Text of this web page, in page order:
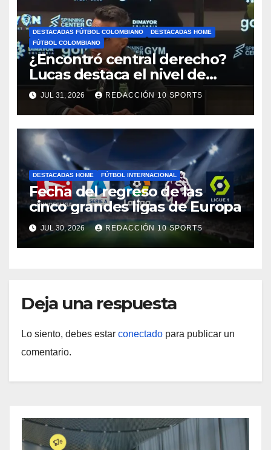
DESTACADAS FÚTBOL COLOMBIANO
DESTACADAS HOME
FÚTBOL COLOMBIANO
¿Encontró central derecho?
Lucas destaca el nivel de
Néider Parra
JUL 31, 2026 REDACCIÓN 10 SPORTS
DESTACADAS HOME FÚTBOL INTERNACIONAL
Fecha del regreso de las
cinco grandes ligas de Europa
JUL 30, 2026 REDACCIÓN 10 SPORTS
Deja una respuesta
Lo siento, debes estar conectado para publicar un
comentario.